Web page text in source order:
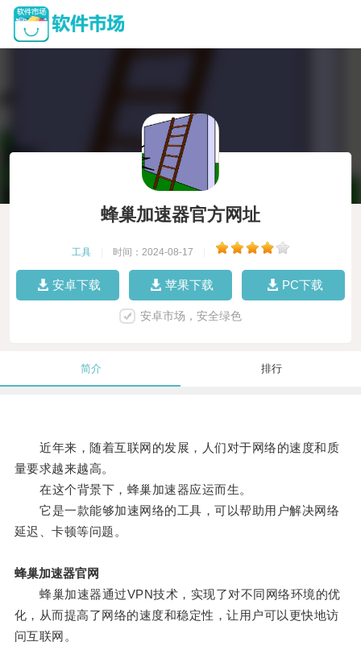
蜂巢加速器官方网址
工具 时间：2024-08-17
安卓下载 苹果下载 PC下载
安卓市场，安全绿色
简介 排行
近年来，随着互联网的发展，人们对于网络的速度和质
量要求越来越高。
在这个背景下，蜂巢加速器应运而生。
它是一款能够加速网络的工具，可以帮助用户解决网络
延迟、卡顿等问题。
蜂巢加速器官网
蜂巢加速器通过VPN技术，实现了对不同网络环境的优
化，从而提高了网络的速度和稳定性，让用户可以更快地访
问互联网。